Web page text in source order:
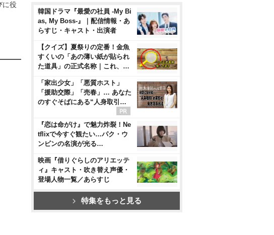
に役
韓国ドラマ『最愛の社員 -My Bi
as, My Boss-』｜配信情報・あ
らすじ・キャスト・出演者
【クイズ】夏祭りの定番！金魚
すくいの「あの薄い紙が貼られ
た道具」の正式名称｜これ、…
「家出少女」「悪質ホスト」
「援助交際」「売春」… あなた
のすぐそばにある“人身取引…
『恋は命がけ』で魅力炸裂！Ne
tflixで今すぐ観たい…パク・ウ
ンビンの名演が光る…
映画『借りぐらしのアリエッテ
ィ』キャスト・吹き替え声優・
登場人物一覧／あらすじ
特集をもっと見る